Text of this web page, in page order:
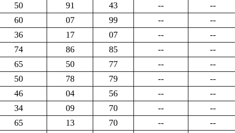
50 91 43 -- --
60 07 99 -- --
36 17 07 -- --
74 86 85 -- --
65 50 77 -- --
50 78 79 -- --
46 04 56 -- --
34 09 70 -- --
65 13 70 -- --